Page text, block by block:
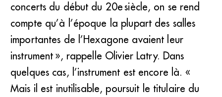
concerts du début du 20e siècle, on se rend
compte qu’à l’époque la plupart des salles
importantes de l’Hexagone avaient leur
instrument », rappelle Olivier Latry. Dans
quelques cas, l’instrument est encore là. «
Mais il est inutilisable, poursuit le titulaire du